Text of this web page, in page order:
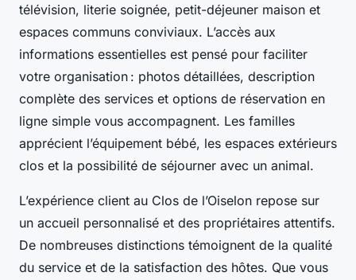
télévision, literie soignée, petit-déjeuner maison et
espaces communs conviviaux. L’accès aux
informations essentielles est pensé pour faciliter
votre organisation : photos détaillées, description
complète des services et options de réservation en
ligne simple vous accompagnent. Les familles
apprécient l’équipement bébé, les espaces extérieurs
clos et la possibilité de séjourner avec un animal.
L’expérience client au Clos de l’Oiselon repose sur
un accueil personnalisé et des propriétaires attentifs.
De nombreuses distinctions témoignent de la qualité
du service et de la satisfaction des hôtes. Que vous